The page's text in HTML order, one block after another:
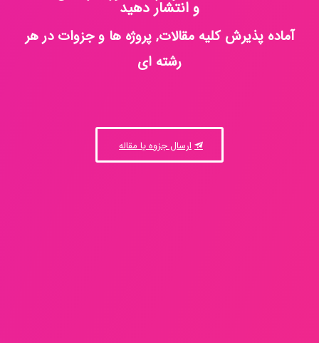
و انتشار دهید
آماده پذیرش کلیه مقالات, پروژه ها و جزوات در هر
رشته ای
ارسال جزوه یا مقاله